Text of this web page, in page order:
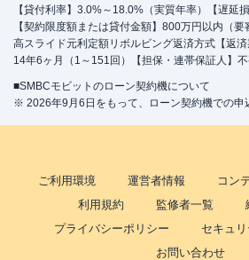
【貸付利率】3.0%～18.0%（実質年率）【遅延
【契約限度額または貸付金額】800万円以内（
高スライド元利定額リボルビング返済方式【返
14年6ヶ月（1～151回）【担保・連帯保証人】
■SMBCモビットのローン契約機について
※ 2026年9月6日をもって、ローン契約機での申
ご利用環境 運営者情報
コン
利用規約
監修者一覧
プライバシーポリシー
セキュ
お問い合わせ